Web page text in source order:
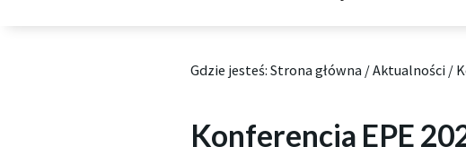
Gdzie jesteś: Strona główna /Aktualności /
Konferencja EPE